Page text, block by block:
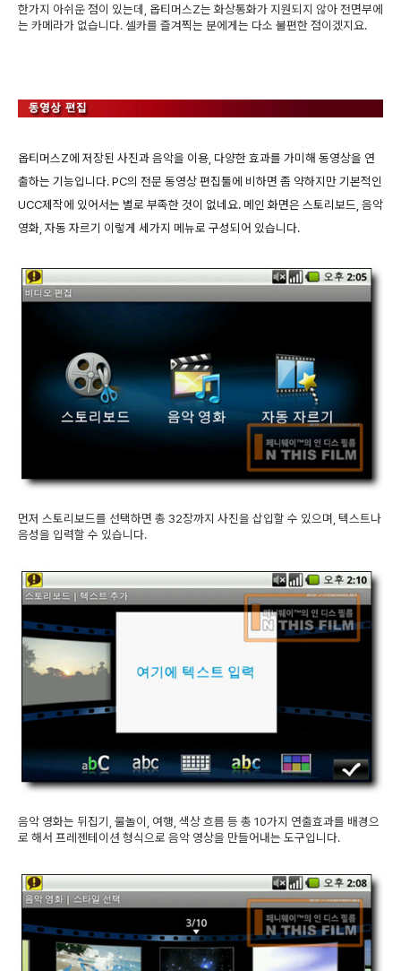
한가지 아쉬운 점이 있는데, 옵티머스Z는 화상통화가 지원되지 않아 전면부에
는 카메라가 없습니다. 셀카를 즐겨찍는 분에게는 다소 불편한 점이겠지요.
옵티머스Z에 저장된 사진과 음악을 이용, 다양한 효과를 가미해 동영상을 연
출하는 기능입니다. PC의 전문 동영상 편집툴에 비하면 좀 약하지만 기본적인
UCC제작에 있어서는 별로 부족한 것이 없네요. 메인 화면은 스토리보드, 음악
영화, 자동 자르기 이렇게 세가지 메뉴로 구성되어 있습니다.
먼저 스토리보드를 선택하면 총 32장까지 사진을 삽입할 수 있으며, 텍스트나
음성을 입력할 수 있습니다.
음악 영화는 뒤집기, 물놀이, 여행, 색상 흐름 등 총 10가지 연출효과를 배경으
로 해서 프레젠테이션 형식으로 음악 영상을 만들어내는 도구입니다.